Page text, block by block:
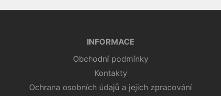
INFORMACE
Obchodní podmínky
Kontakty
Ochrana osobních údajů a jejich zpracování